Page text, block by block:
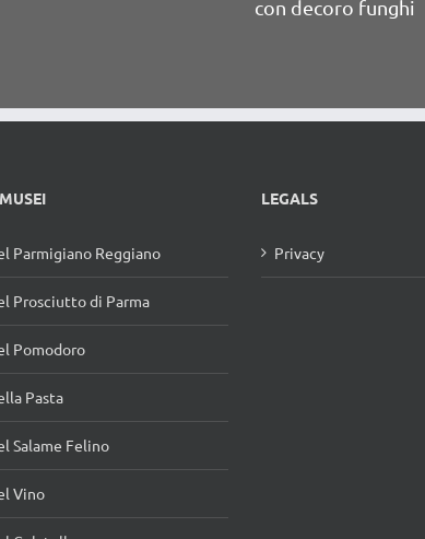
Parmigiano Reggiano
Prosciutto di Parma
Pomodoro
Pasta
Salame Felino
Vino